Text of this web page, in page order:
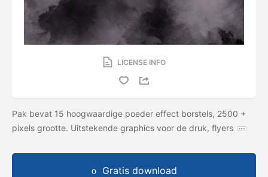
LICENSE INFO
Pak bevat 15 hoogwaardige poeder effect borstels, 2500 +
pixels grootte. Uitstekende graphics voor de druk, flyers
Gratis download